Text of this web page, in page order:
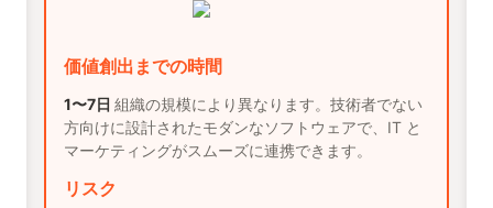
価値創出までの時間
1〜7日 組織の規模により異なります。技術者でない
方向けに設計されたモダンなソフトウェアで、IT と
マーケティングがスムーズに連携できます。
リスク